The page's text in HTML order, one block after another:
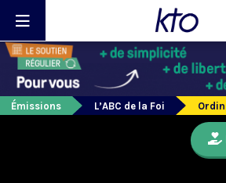
Émissions L’ABC de la Foi